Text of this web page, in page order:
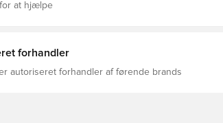
at hjælpe
forhandler
autoriseret forhandler af førende brands